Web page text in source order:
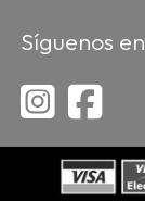
Síguenos en